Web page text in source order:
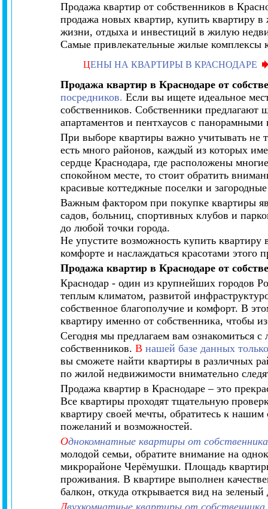
Продажа квартир от собственников в
продажа новых квартир, купить квартиру
жизни, отдыха и инвестиций в жилую
Самые привлекательные жилые комплексы
ЦЕНЫ НА КВАРТИРЫ В КРАСНОДАРЕ
Продажа квартир в Краснодаре от
посредников. Если вы ищете идеальное
собственников. Собственники
апартаментов и пентхаусов с
При выборе квартиры важно учитывать не
есть много районов, каждый из которых
сердце Краснодара, где расположены
спокойном месте, то стоит обратить
красивые коттеджные поселки и
Важным фактором при покупке квартиры
садов, больниц, спортивных клубов и
до любой точки города.
Не упустите возможность купить квартиру
комфорте и наслаждаться красотами этого
Продажа квартир в Краснодаре от
Краснодар - один из крупнейших городов
теплым климатом, развитой
собственное благополучие и комфорт. В
квартиру именно от собственника, чтобы
Сегодня мы предлагаем вам ознакомиться
собственников. В нашей базе данных
вы сможете найти квартиры в различных
по жилой недвижимости внимательно
Продажа квартир в Краснодаре – это
Все квартиры проходят тщательную
квартиру своей мечты, обратитесь к
пожеланий и возможностей.
Однокомнатные квартиры от собственника
молодой семьи, обратите внимание на
микрорайоне Черёмушки. Площадь
проживания. В квартире выполнен
балкон, откуда открывается вид на зеленый
Двухкомнатные квартиры от собственника